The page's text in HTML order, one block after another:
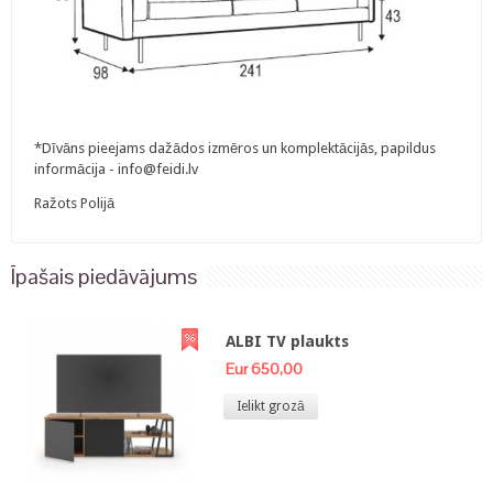
*Dīvāns pieejams dažādos izmēros un komplektācijās, papildus
informācija - info@feidi.lv
Ražots Polijā
Īpašais piedāvājums
ALBI TV plaukts
Eur 650,00
Ielikt grozā